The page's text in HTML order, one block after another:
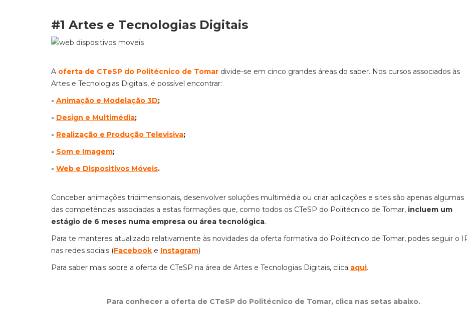
#1 Artes e Tecnologias Digitais
A oferta de CTeSP do Politécnico de Tomar divide-se em cinco grandes áreas do saber. Nos cursos associados às
Artes e Tecnologias Digitais, é possível encontrar:
- Animação e Modelação 3D;
- Design e Multimédia;
- Realização e Produção Televisiva;
- Som e Imagem;
- Web e Dispositivos Móveis.
Conceber animações tridimensionais, desenvolver soluções multimédia ou criar aplicações e sites são apenas algumas
das competências associadas a estas formações que, como todos os CTeSP do Politécnico de Tomar, incluem um
estágio de 6 meses numa empresa ou área tecnológica.
Para te manteres atualizado relativamente às novidades da oferta formativa do Politécnico de Tomar, podes seguir o
nas redes sociais (Facebook e Instagram)
Para saber mais sobre a oferta de CTeSP na área de Artes e Tecnologias Digitais, clica aqui.
Para conhecer a oferta de CTeSP do Politécnico de Tomar, clica nas setas abaixo.